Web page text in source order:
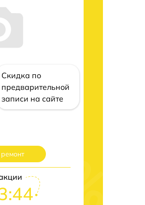
Скидка по
предварительной
записи на сайте